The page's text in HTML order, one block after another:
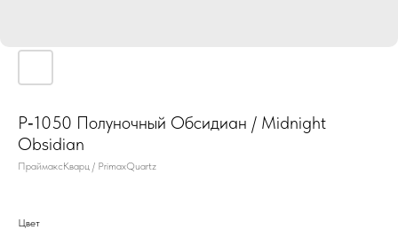
P‑1050 Полуночный Обсидиан / Midnight
Obsidian
ПраймаксКварц / PrimaxQuartz
Цвет